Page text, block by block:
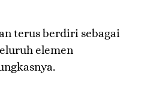
terus berdiri sebagai
elemen